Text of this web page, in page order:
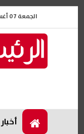
الجمعة 07 أغسطس 2026 الموافق 24 صفر 1448
أخبار